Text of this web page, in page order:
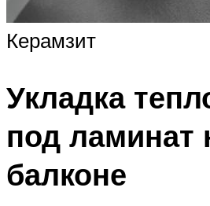
Керамзит
Укладка
под ламинат
балконе